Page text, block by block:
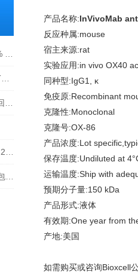
产品名称:InVivoMab
反应种属:mouse
宿主来源:rat
实验应用:in vivo OX40
同种型:IgG1, κ
免疫原:Recombinant
克隆性:Monoclonal
克隆号:OX-86
产品浓度:Lot
保存温度:Undiluted at
运输温度:Ship with
预期分子量:150 kDa
产品形式:液体
有效期:One year from
产地:美国
如需购买或咨询Bioxcell